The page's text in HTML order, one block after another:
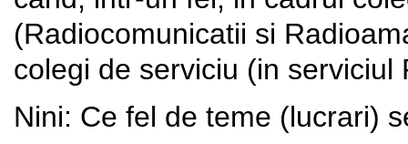
(Radiocomunicatii si
colegi de serviciu (in serviciul
Nini: Ce fel de teme (lucrari)